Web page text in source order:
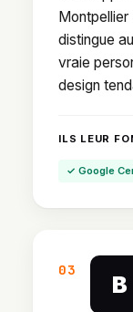
distingue
vraie
design
ILS LEUR
✓ Google
03
B